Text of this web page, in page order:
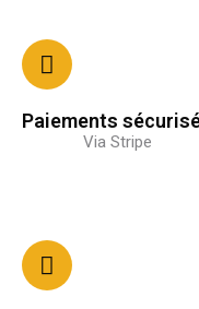
Paiements
Via Stripe